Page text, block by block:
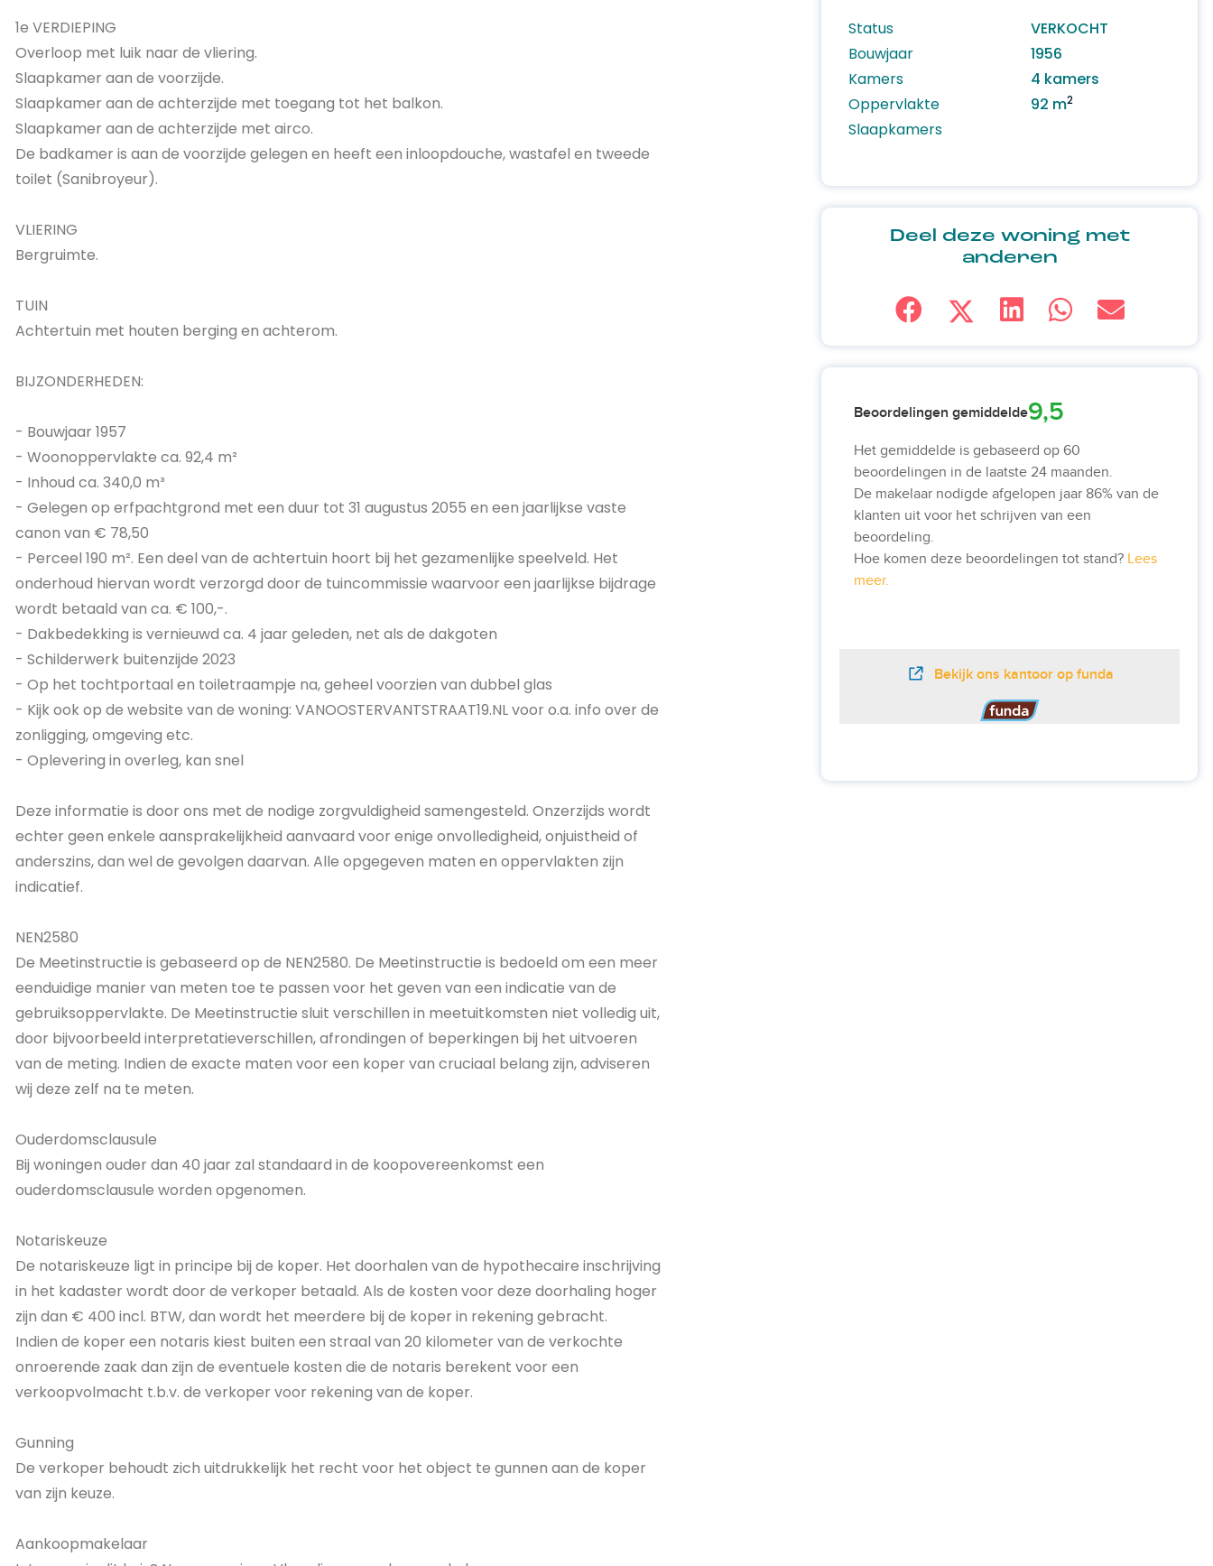
1e VERDIEPING
Overloop met luik naar de vliering.
Slaapkamer aan de voorzijde.
Slaapkamer aan de achterzijde met toegang tot het balkon.
Slaapkamer aan de achterzijde met airco.
De badkamer is aan de voorzijde gelegen en heeft een inloopdouche, wastafel en tweede
toilet (Sanibroyeur).
VLIERING
Bergruimte.
TUIN
Achtertuin met houten berging en achterom.
BIJZONDERHEDEN:
- Bouwjaar 1957
- Woonoppervlakte ca. 92,4 m²
- Inhoud ca. 340,0 m³
- Gelegen op erfpachtgrond met een duur tot 31 augustus 2055 en een jaarlijkse vaste
canon van € 78,50
- Perceel 190 m². Een deel van de achtertuin hoort bij het gezamenlijke speelveld. Het
onderhoud hiervan wordt verzorgd door de tuincommissie waarvoor een jaarlijkse bijdrage
wordt betaald van ca. € 100,-.
- Dakbedekking is vernieuwd ca. 4 jaar geleden, net als de dakgoten
- Schilderwerk buitenzijde 2023
- Op het tochtportaal en toiletraampje na, geheel voorzien van dubbel glas
- Kijk ook op de website van de woning: VANOOSTERVANTSTRAAT19.NL voor o.a. info over de
zonligging, omgeving etc.
- Oplevering in overleg, kan snel
Deze informatie is door ons met de nodige zorgvuldigheid samengesteld. Onzerzijds wordt
echter geen enkele aansprakelijkheid aanvaard voor enige onvolledigheid, onjuistheid of
anderszins, dan wel de gevolgen daarvan. Alle opgegeven maten en oppervlakten zijn
indicatief.
NEN2580
De Meetinstructie is gebaseerd op de NEN2580. De Meetinstructie is bedoeld om een meer
eenduidige manier van meten toe te passen voor het geven van een indicatie van de
gebruiksoppervlakte. De Meetinstructie sluit verschillen in meetuitkomsten niet volledig uit,
door bijvoorbeeld interpretatieverschillen, afrondingen of beperkingen bij het uitvoeren
van de meting. Indien de exacte maten voor een koper van cruciaal belang zijn, adviseren
wij deze zelf na te meten.
Ouderdomsclausule
Bij woningen ouder dan 40 jaar zal standaard in de koopovereenkomst een
ouderdomsclausule worden opgenomen.
Notariskeuze
De notariskeuze ligt in principe bij de koper. Het doorhalen van de hypothecaire inschrijving
in het kadaster wordt door de verkoper betaald. Als de kosten voor deze doorhaling hoger
zijn dan € 400 incl. BTW, dan wordt het meerdere bij de koper in rekening gebracht.
Indien de koper een notaris kiest buiten een straal van 20 kilometer van de verkochte
onroerende zaak dan zijn de eventuele kosten die de notaris berekent voor een
verkoopvolmacht t.b.v. de verkoper voor rekening van de koper.
Gunning
De verkoper behoudt zich uitdrukkelijk het recht voor het object te gunnen aan de koper
van zijn keuze.
Aankoopmakelaar
Status
VERKOCHT
Bouwjaar
1956
Kamers
4 kamers
Oppervlakte
92 m2
Slaapkamers
Deel deze woning met
anderen